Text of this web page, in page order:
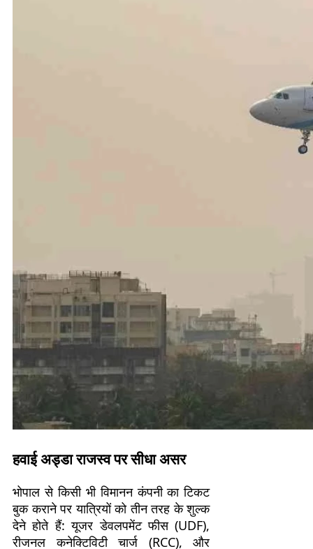
हवाई अड्डा राजस्व पर सीधा असर
भोपाल से किसी भी विमानन कंपनी का टिकट
बुक कराने पर यात्रियों को तीन तरह के शुल्क
देने होते हैं: यूजर डेवलपमेंट फीस (UDF),
रीजनल कनेक्टिविटी चार्ज (RCC), और